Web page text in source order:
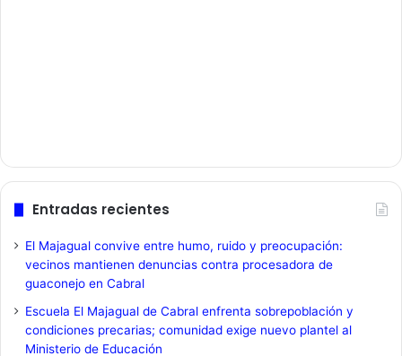
Entradas recientes
El Majagual convive entre humo, ruido y preocupación:
vecinos mantienen denuncias contra procesadora de
guaconejo en Cabral
Escuela El Majagual de Cabral enfrenta sobrepoblación y
condiciones precarias; comunidad exige nuevo plantel al
Ministerio de Educación